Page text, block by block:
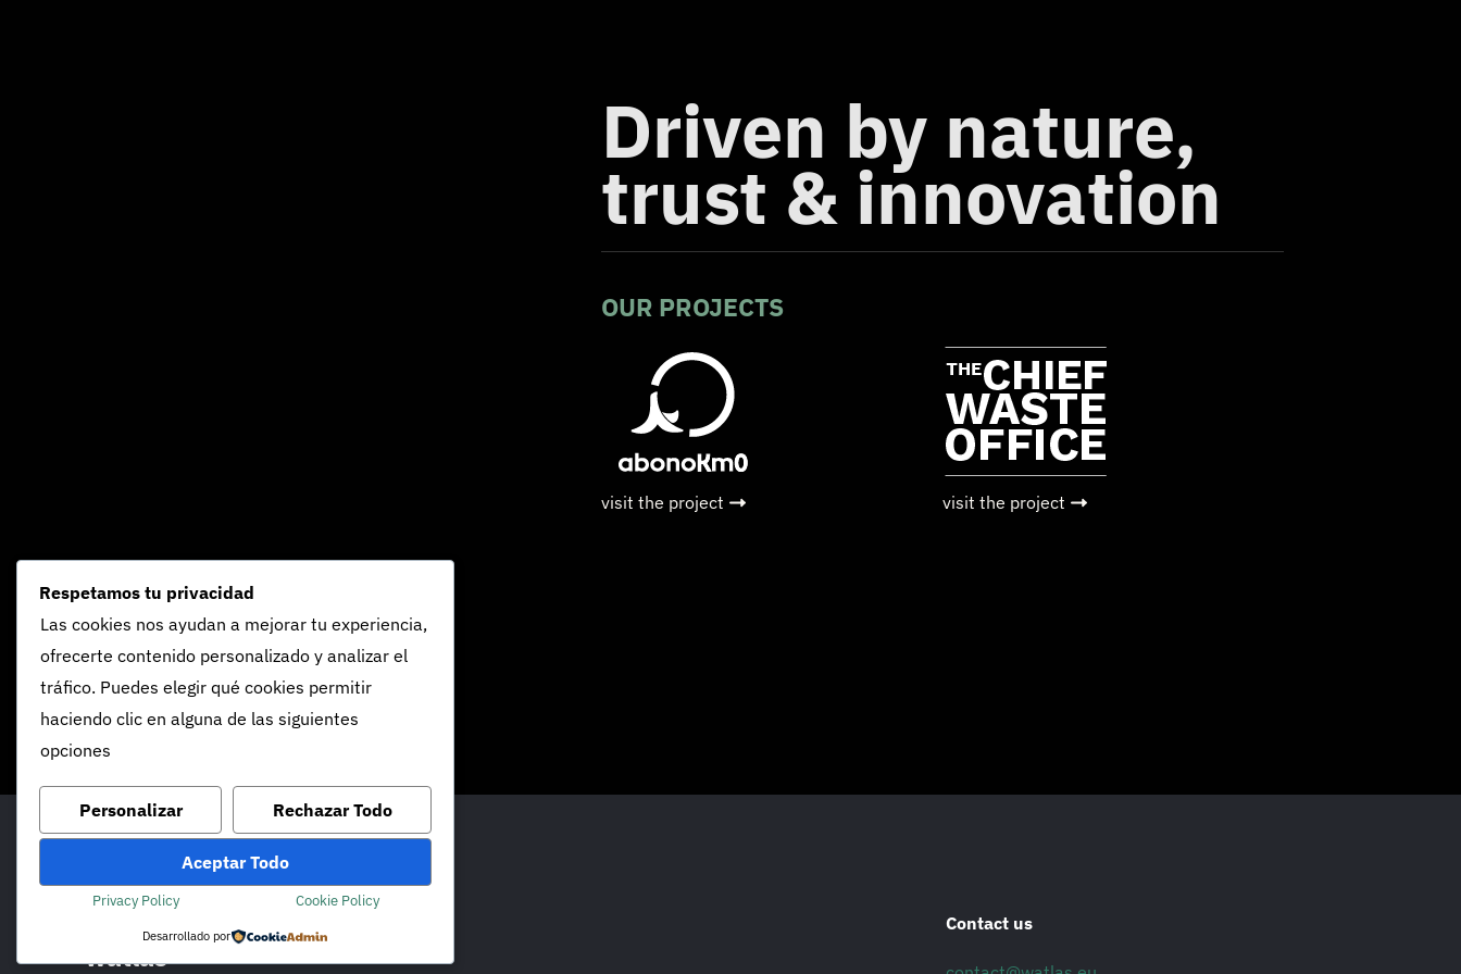
Driven by nature,
trust & innovation
OUR PROJECTS
visit the project visit the project
watlas
Contact us
Respetamos tu privacidad
Las cookies nos ayudan a mejorar tu experiencia,
ofrecerte contenido personalizado y analizar el
tráfico. Puedes elegir qué cookies permitir
haciendo clic en alguna de las siguientes
opciones
Personalizar Rechazar Todo
Aceptar Todo
Privacy Policy Cookie Policy
Desarrollado por